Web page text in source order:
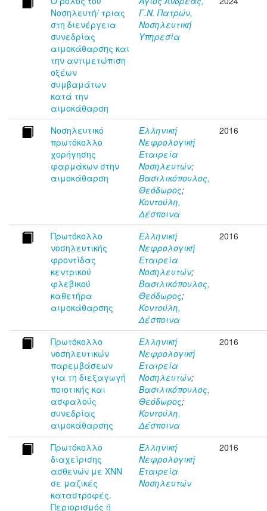
Νοσηλευτή/ τριας
στη διενέργεια
συνεδρίας
αιμοκάθαρσης και
την αντιμετώπιση
οξέων
συμβαμάτων
κατά την
αιμοκάθαρση
Γ.Ν. Πατρών,
Νοσηλευτική
Υπηρεσία
Νοσηλευτικό
πρωτόκολλο
χορήγησης
φαρμάκων στην
αιμοκάθαρση
Ελληνική
Νεφρολογική
Εταιρεία
Νοσηλευτών;
Βασιλικόπουλος,
Θεόδωρος;
Κοντούλη,
Δέσποινα
2016
Πρωτόκολλο
νοσηλευτικής
φροντίδας
κεντρικού
φλεβικού
καθετήρα
αιμοκάθαρσης
Ελληνική
Νεφρολογική
Εταιρεία
Νοσηλευτών;
Βασιλικόπουλος,
Θεόδωρος;
Κοντούλη,
Δέσποινα
2016
Πρωτόκολλο
νοσηλευτικών
παρεμβάσεων
για τη διεξαγωγή
ποιοτικής και
ασφαλούς
συνεδρίας
αιμοκάθαρσης
Ελληνική
Νεφρολογική
Εταιρεία
Νοσηλευτών;
Βασιλικόπουλος,
Θεόδωρος;
Κοντούλη,
Δέσποινα
2016
Πρωτόκολλο
διαχείρισης
ασθενών με ΧΝΝ
σε μαζικές
καταστροφές.
Περιορισμός ή
Ελληνική
Νεφρολογική
Εταιρεία
Νοσηλευτών
2016